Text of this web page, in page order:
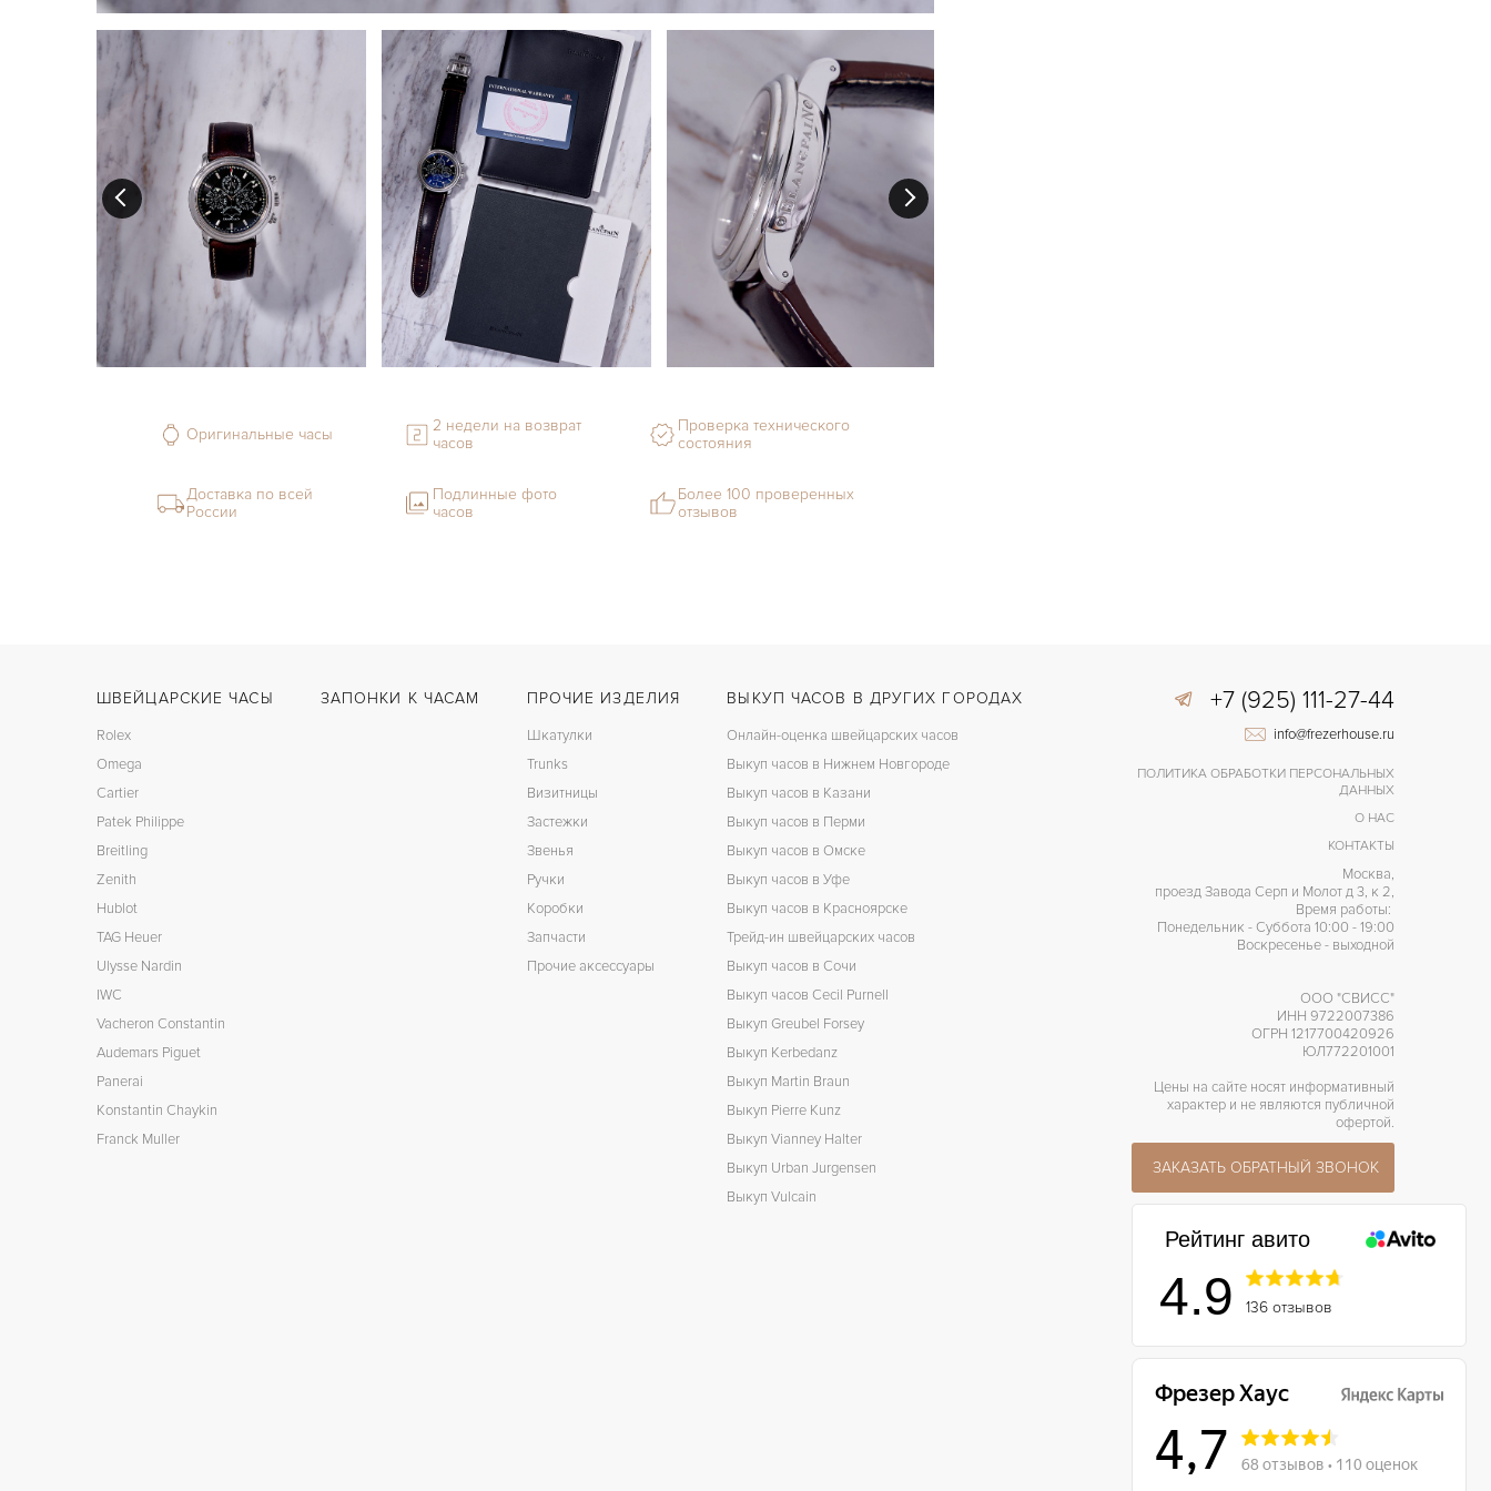
Оригинальные часы
2 недели на возврат
часов
Проверка технического
состояния
Доставка по всей
России
Подлинные фото
часов
Более 100 проверенных
отзывов
ШВЕЙЦАРСКИЕ ЧАСЫ
Rolex
Omega
Cartier
Patek Philippe
Breitling
Zenith
Hublot
TAG Heuer
Ulysse Nardin
IWC
Vacheron Constantin
Audemars Piguet
Panerai
Konstantin Chaykin
Franck Muller
ЗАПОНКИ К ЧАСАМ ПРОЧИЕ ИЗДЕЛИЯ
Шкатулки
Trunks
Визитницы
Застежки
Звенья
Ручки
Коробки
Запчасти
Прочие аксессуары
ВЫКУП ЧАСОВ В ДРУГИХ ГОРОДАХ
Онлайн-оценка швейцарских часов
Выкуп часов в Нижнем Новгороде
Выкуп часов в Казани
Выкуп часов в Перми
Выкуп часов в Омске
Выкуп часов в Уфе
Выкуп часов в Красноярске
Трейд-ин швейцарских часов
Выкуп часов в Сочи
Выкуп часов Cecil Purnell
Выкуп Greubel Forsey
Выкуп Kerbedanz
Выкуп Martin Braun
Выкуп Pierre Kunz
Выкуп Vianney Halter
Выкуп Urban Jurgensen
Выкуп Vulcain
+7 (925) 111-27-44
info@frezerhouse.ru
ПОЛИТИКА ОБРАБОТКИ ПЕРСОНАЛЬНЫХ
ДАННЫХ
О НАС
КОНТАКТЫ
Москва,
проезд Завода Серп и Молот д 3, к 2,
Время работы:
Понедельник - Суббота 10:00 - 19:00
Воскресенье - выходной
ООО "СВИСС"
ИНН 9722007386
ОГРН 1217700420926
ЮЛ772201001
Цены на сайте носят информативный
характер и не являются публичной
офертой.
ЗАКАЗАТЬ ОБРАТНЫЙ ЗВОНОК
Рейтинг авито
4.9 136 отзывов